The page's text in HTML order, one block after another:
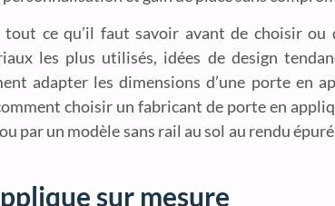
ce qu’il faut savoir avant de choisir ou
les plus utilisés, idées de design
adapter les dimensions d’une porte en
choisir un fabricant de porte en
par un modèle sans rail au sol au rendu
sur mesure